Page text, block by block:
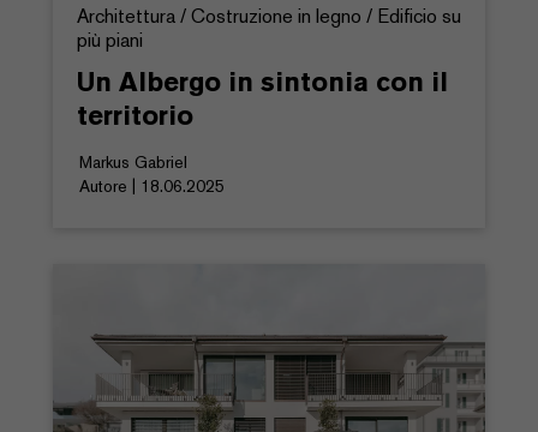
Architettura / Costruzione in legno / Edificio su
più piani
Un Albergo in sintonia con il
territorio
Markus Gabriel
Autore | 18.06.2025